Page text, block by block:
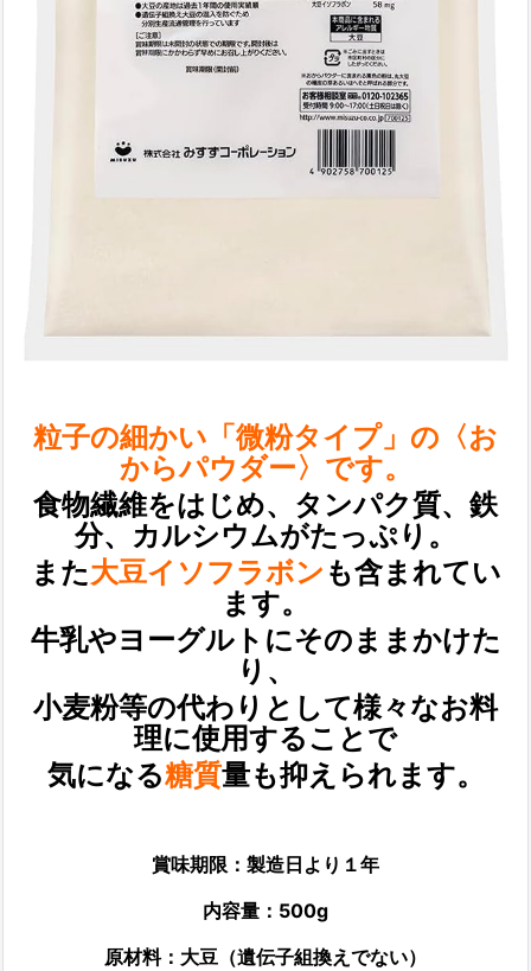
粒子の細かい「微粉タイプ」の〈お
からパウダー〉です。
食物繊維をはじめ、タンパク質、鉄
分、カルシウムがたっぷり。
また大豆イソフラボン も含まれてい
ます。
牛乳やヨーグルトにそのままかけた
り、
小麦粉等の代わりとして様々なお料
理に使用することで
気になる糖質量も抑えられます。
賞味期限：製造日より１年
内容量：500g
原材料： 大豆（遺伝子組換えでない）